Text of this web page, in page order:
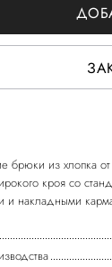
брюки из хлопка
кроя со